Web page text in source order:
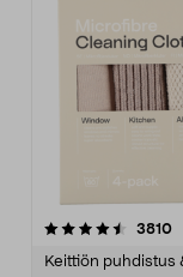
3810
Keittiön puhdistus
4.5viidestä